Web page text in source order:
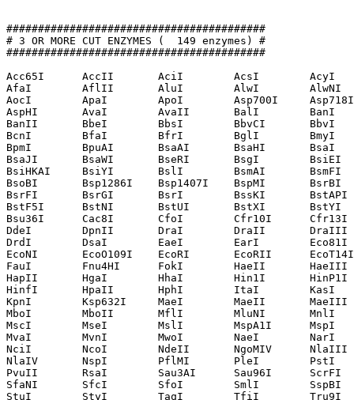
#########################################
# 3 OR MORE CUT ENZYMES (  149 enzymes) #
#########################################
Acc65I      AccII       AciI        AcsI
AfaI        AflII       AluI        AlwI
AocI        ApaI        ApoI        Asp700I
AspHI       AvaI        AvaII       BalI
BanII       BbeI        BbsI        BbvCI
BcnI        BfaI        BfrI        BglI
BpmI        BpuAI       BsaAI       BsaHI
BsaJI       BsaWI       BseRI       BsgI
BsiHKAI     BsiYI       BslI        BsmAI
BsoBI       Bsp1286I    Bsp1407I    BspMI
BsrFI       BsrGI       BsrI        BssKI
BstF5I      BstNI       BstUI       BstXI
Bsu36I      Cac8I       CfoI        Cfr10I
DdeI        DpnII       DraI        DraII
DrdI        DsaI        EaeI        EarI
EcoNI       EcoO109I    EcoRI       EcoRII
FauI        Fnu4HI      FokI        HaeII
HapII       HgaI        HhaI        Hin1I
HinfI       HpaII       HphI        ItaI
KpnI        Ksp632I     MaeI        MaeII
MboI        MboII       MflI        MluNI
MscI        MseI        MslI        MspA1I
MvaI        MvnI        MwoI        NaeI
NciI        NcoI        NdeII       NgoMIV
NlaIV       NspI        PflMI       PleI
PvuII       RsaI        Sau3AI      Sau96I
SfaNI       SfcI        SfoI        SmlI
StuI        StyI        TaqI        TfiI